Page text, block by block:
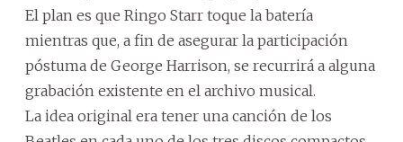
El plan es que Ringo Starr toque la batería
mientras que, a fin de asegurar la participación
póstuma de George Harrison, se recurrirá a alguna
grabación existente en el archivo musical.
La idea original era tener una canción de los